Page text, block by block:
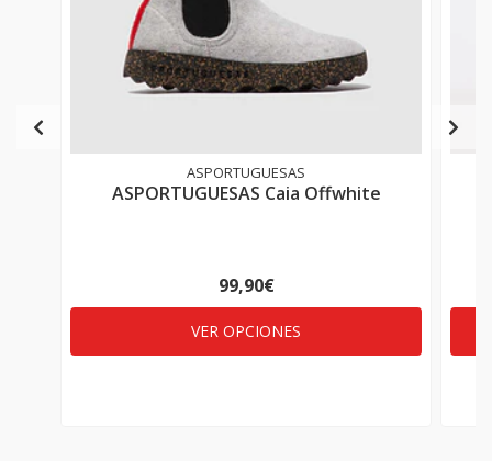
ASPORTUGUESAS
ASPORTUGUESAS Caia Offwhite
99,90€
VER OPCIONES